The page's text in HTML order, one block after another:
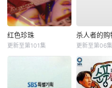
红色珍珠
更新至第101集
杀人者的购
更新至第06集